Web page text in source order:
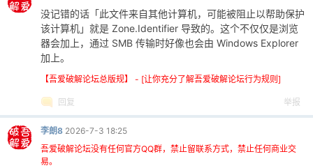
没记错的话「此文件来自其他计算机，可能被阻止以帮助保护
该计算机」就是 Zone.Identifier 导致的。这个不仅仅是浏览
器会加上，通过 SMB 传输时好像也会由 Windows Explorer
加上。
【吾爱破解论坛总版规】 - [让你充分了解吾爱破解论坛行为规则]
回复 举报
李朗8 2026-7-3 18:25
吾爱破解论坛没有任何官方QQ群，禁止留联系方式，禁止任何商业交
易。